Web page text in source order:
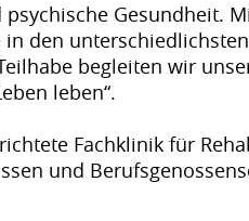
Gesundheit.
den
begleiten wir
leben“.
Fachklinik für
und